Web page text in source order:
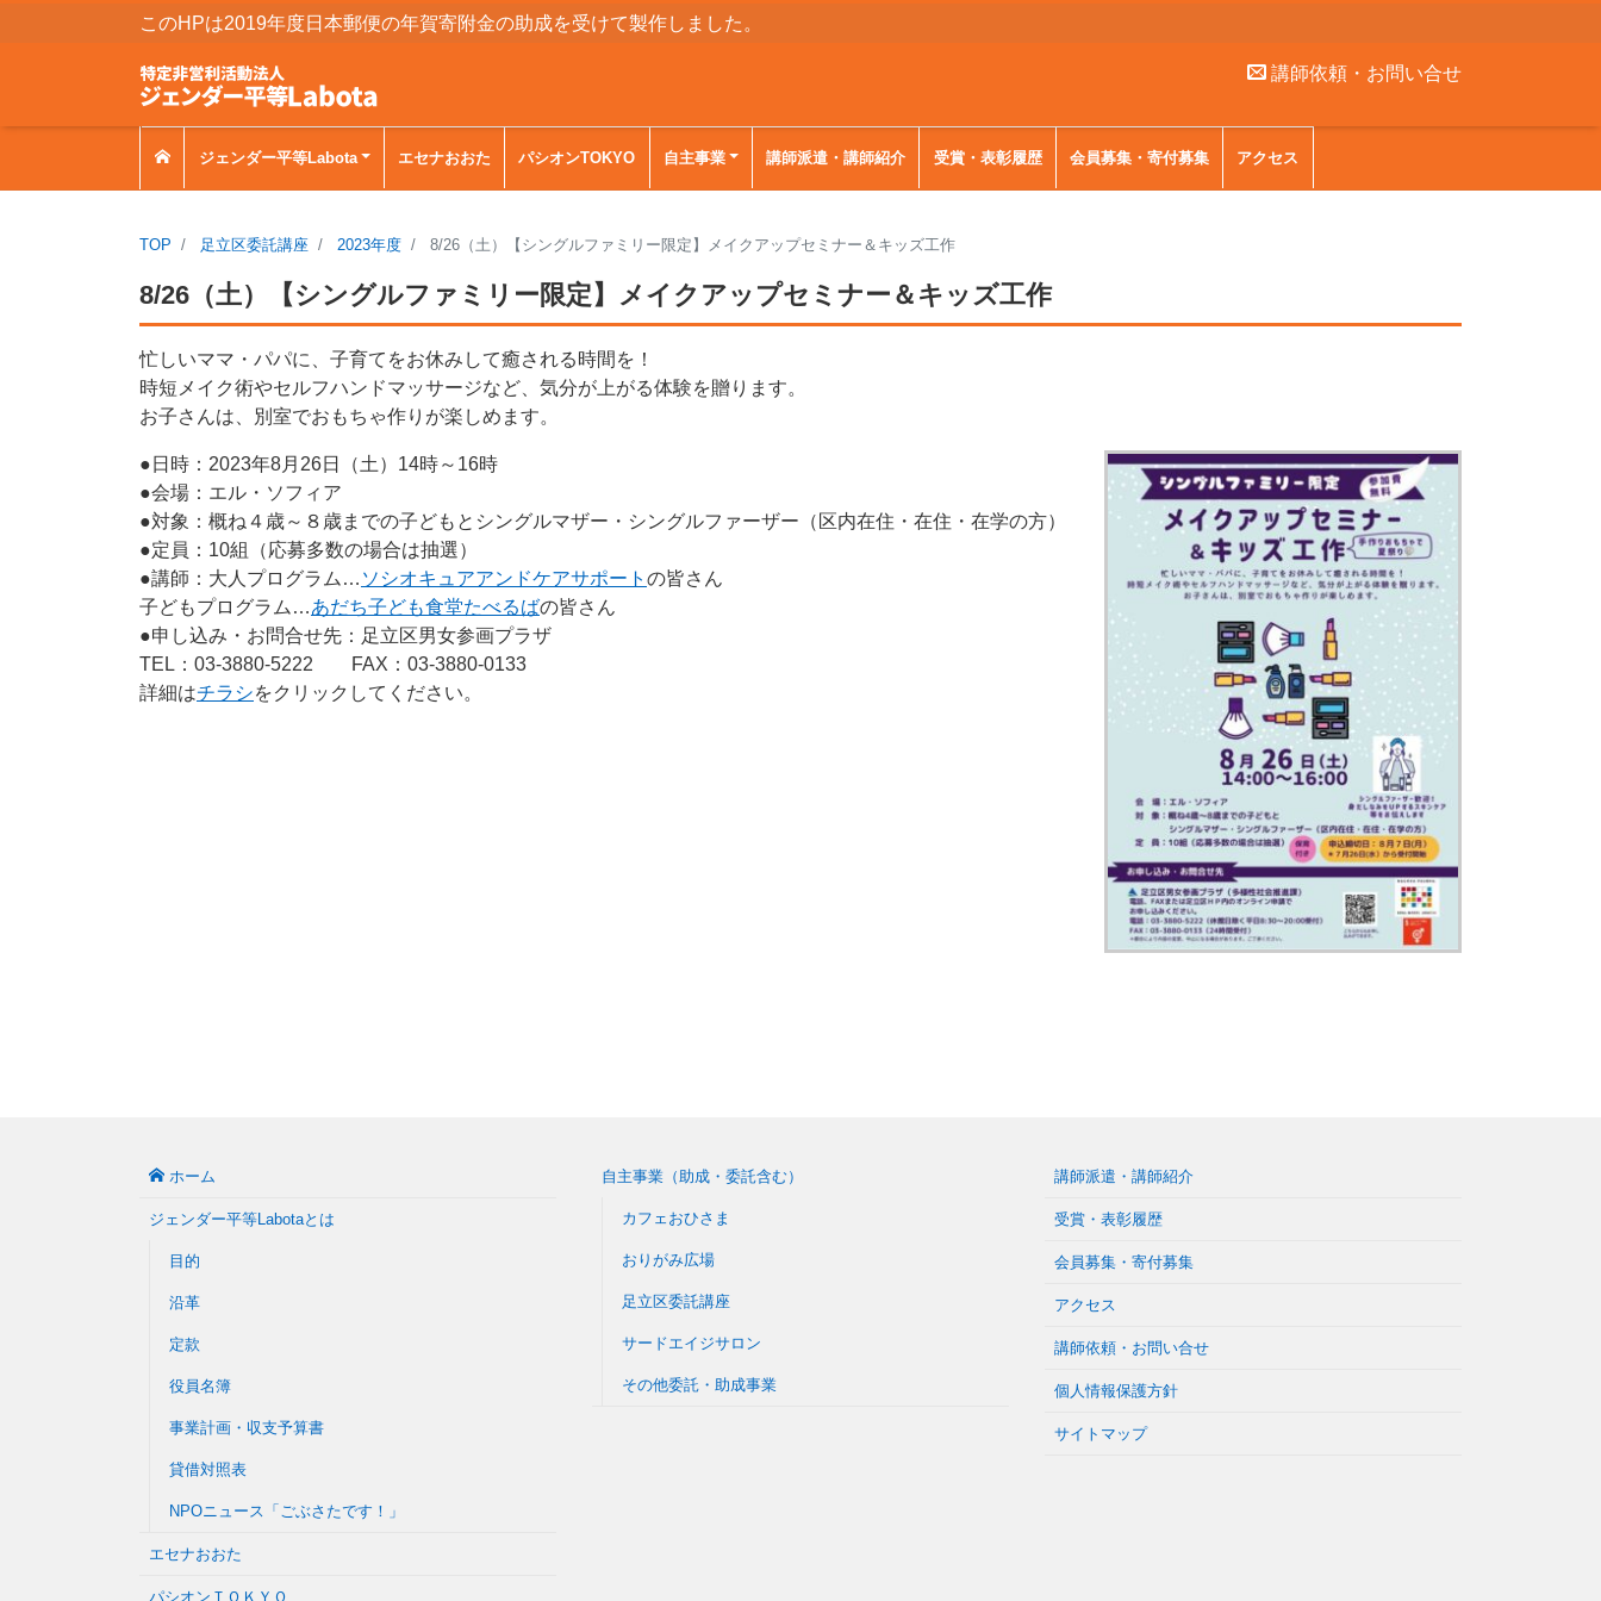
このHPは2019年度日本郵便の年賀寄附金の助成を受けて製作しました。
講師依頼・お問い合せ
ジェンダー平等Labota エセナおおた パシオンTOKYO 自主事業 講師派遣・講師紹介 受賞・表彰履歴 会員募集・寄付募集 アクセス
TOP 足立区委託講座 2023年度 8/26（土）【シングルファミリー限定】メイクアップセミナー＆キッズ工作
8/26（土）【シングルファミリー限定】メイクアップセミナー＆キッズ工作
忙しいママ・パパに、子育てをお休みして癒される時間を！
時短メイク術やセルフハンドマッサージなど、気分が上がる体験を贈ります。
お子さんは、別室でおもちゃ作りが楽しめます。
●日時：2023年8月26日（土）14時～16時
●会場：エル・ソフィア
●対象：概ね４歳～８歳までの子どもとシングルマザー・シングルファーザー（区内在住・在住・在学の方）
●定員：10組（応募多数の場合は抽選）
●講師：大人プログラム… ソシオキュアアンドケアサポート の皆さん
子どもプログラム…あだち子ども食堂たべるばの皆さん
●申し込み・お問合せ先：足立区男女参画プラザ
TEL：03-3880-5222 FAX：03-3880-0133
詳細はチラシをクリックしてください。
ホーム
ジェンダー平等Labotaとは
目的
沿革
定款
役員名簿
事業計画・収支予算書
貸借対照表
NPOニュース「ごぶさたです！」
エセナおおた
パシオンＴＯＫＹＯ
自主事業（助成・委託含む）
カフェおひさま
おりがみ広場
足立区委託講座
サードエイジサロン
その他委託・助成事業
講師派遣・講師紹介
受賞・表彰履歴
会員募集・寄付募集
アクセス
講師依頼・お問い合せ
個人情報保護方針
サイトマップ